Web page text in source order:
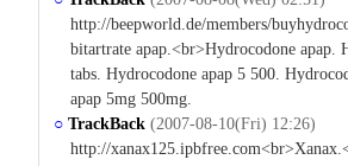
http://beepworld.de/members/
bitartrate apap.<br>Hydrocodone apap.
tabs. Hydrocodone apap 5 500.
apap 5mg 500mg.
○ TrackBack (2007-08-10(Fri) 12:26)
http://